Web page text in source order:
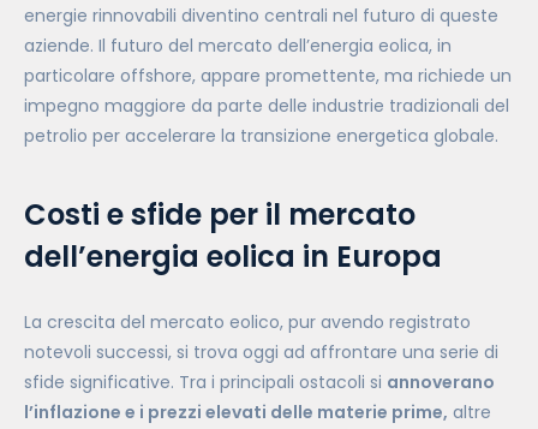
energie rinnovabili diventino centrali nel futuro di queste
aziende​. Il futuro del mercato dell’energia eolica, in
particolare offshore, appare promettente, ma richiede un
impegno maggiore da parte delle industrie tradizionali del
petrolio per accelerare la transizione energetica globale.
Costi e sfide per il mercato
dell’energia eolica in Europa
La crescita del mercato eolico, pur avendo registrato
notevoli successi, si trova oggi ad affrontare una serie di
sfide significative. Tra i principali ostacoli si annoverano
l’inflazione e i prezzi elevati delle materie prime, altre